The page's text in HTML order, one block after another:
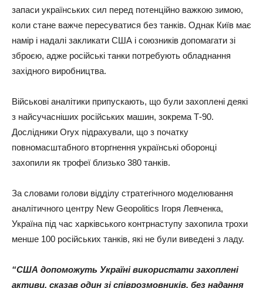
запаси українських сил перед потенційно важкою зимою,
коли стане важче пересуватися без танків. Однак Київ має
намір і надалі закликати США і союзників допомагати зі
зброєю, адже російські танки потребують обладнання
західного виробництва.
Військові аналітики припускають, що були захоплені деякі
з найсучасніших російських машин, зокрема Т-90.
Дослідники Oryx підрахували, що з початку
повномасштабного вторгнення українські оборонці
захопили як трофеї близько 380 танків.
За словами голови відділу стратегічного моделювання
аналітичного центру New Geopolitics Ігоря Левченка,
Україна під час харківського контрнаступу захопила трохи
менше 100 російських танків, які не були виведені з ладу.
“США допоможуть Україні використати захоплені
активи, сказав один зі співрозмовників, без надання